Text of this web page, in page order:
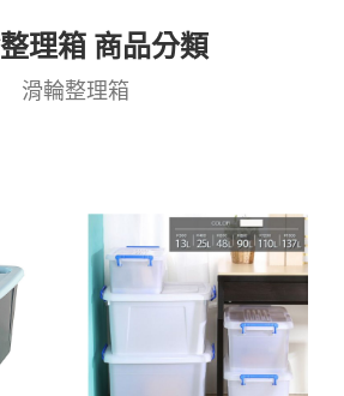
理箱 商品分類
滑輪整理箱